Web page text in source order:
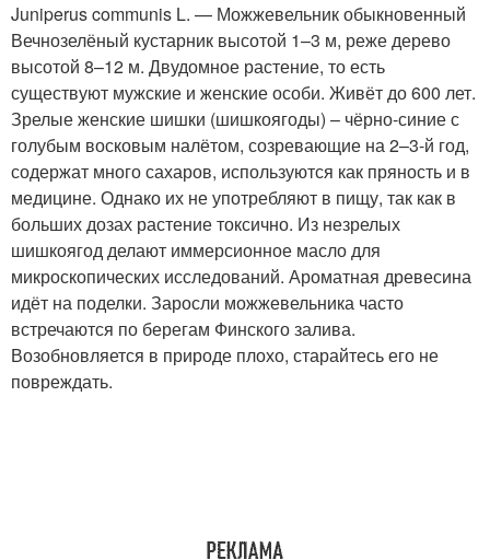
Juniperus communis L. — Можжевельник обыкновенный
Вечнозелёный кустарник высотой 1–3 м, реже дерево
высотой 8–12 м. Двудомное растение, то есть
существуют мужские и женские особи. Живёт до 600 лет.
Зрелые женские шишки (шишкоягоды) – чёрно-синие с
голубым восковым налётом, созревающие на 2–3-й год,
содержат много сахаров, используются как пряность и в
медицине. Однако их не употребляют в пищу, так как в
больших дозах растение токсично. Из незрелых
шишкоягод делают иммерсионное масло для
микроскопических исследований. Ароматная древесина
идёт на поделки. Заросли можжевельника часто
встречаются по берегам Финского залива.
Возобновляется в природе плохо, старайтесь его не
повреждать.